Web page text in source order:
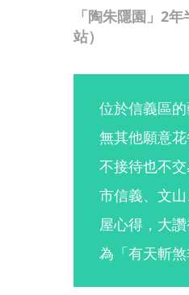
「陶朱隱園」2
站）
位於信義區
無其他願意
不接待也不
市信義、文
屋心得，大
為「有天斬